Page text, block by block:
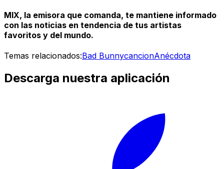
MIX, la emisora que comanda, te mantiene informado
con las noticias en tendencia de tus artistas
favoritos y del mundo.
Temas relacionados:Bad BunnycancionAnécdota
Descarga nuestra aplicación